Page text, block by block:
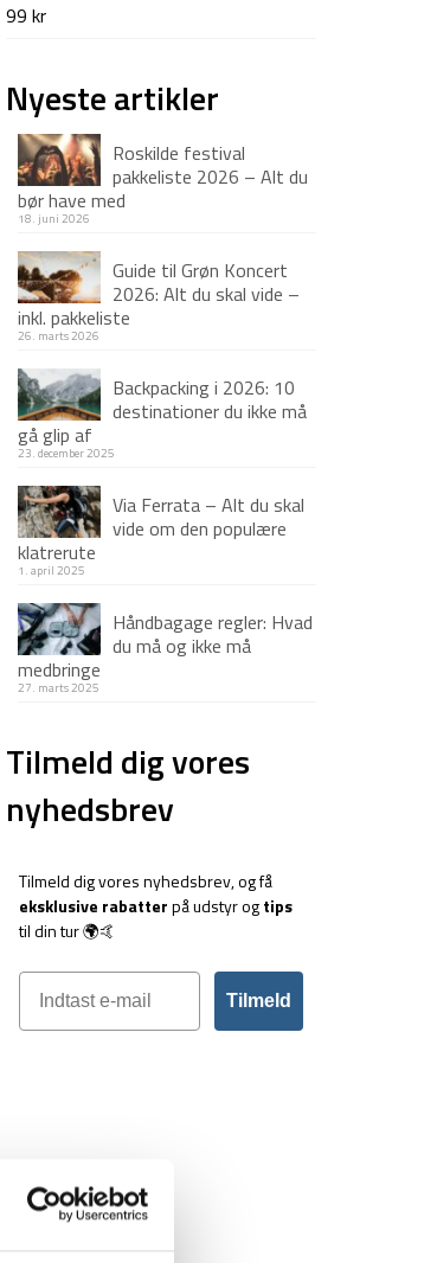
Trespass
Vandrestøvler til
kvinder – Mitzi –
Brun
799kr
-26%
Sand
599krDen
449kr
99 kr
Nyeste artikler
Roskilde festival
pakkeliste 2026 – Alt du
bør have med
18. juni 2026
Guide til Grøn Koncert
2026: Alt du skal vide –
inkl. pakkeliste
26. marts 2026
Backpacking i 2026: 10
destinationer du ikke må
gå glip af
23. december 2025
Via Ferrata – Alt du skal
vide om den populære
klatrerute
1. april 2025
Håndbagage regler: Hvad
du må og ikke må
medbringe
27. marts 2025
Tilmeld dig vores
nyhedsbrev
Tilmeld dig vores nyhedsbrev, og få
eksklusive rabatterpå udstyr ogtips
til din tur 🌍🤙
Tilmeld